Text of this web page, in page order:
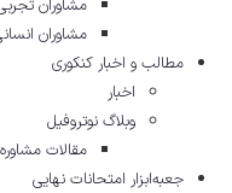
مشاوران تجربی
مشاوران انسانی
مطالب و اخبار کنکوری
اخبار
وبلاگ نوتروفیل
مقالات مشاوره‌
جعبه‌ابزار امتحانات نهایی